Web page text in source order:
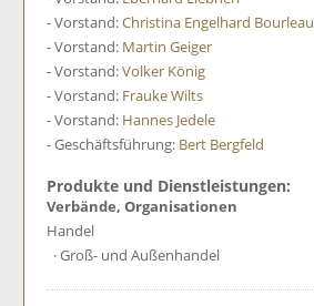
- Vorstand:Christina Engelhard Bourleau
- Vorstand: Martin Geiger
- Vorstand:Volker König
- Vorstand: Frauke Wilts
- Vorstand: Hannes Jedele
- Geschäftsführung: Bert Bergfeld
Produkte und Dienstleistungen:
Verbände, Organisationen
Handel
· Groß- und Außenhandel